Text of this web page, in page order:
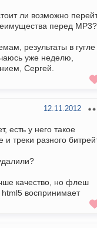
ли возможно
перед MP3?
результаты в гугле
уже неделю,
Сергей.
12.11.2012
есть у него такое
и треки разного
качество, но флеш
воспринимает